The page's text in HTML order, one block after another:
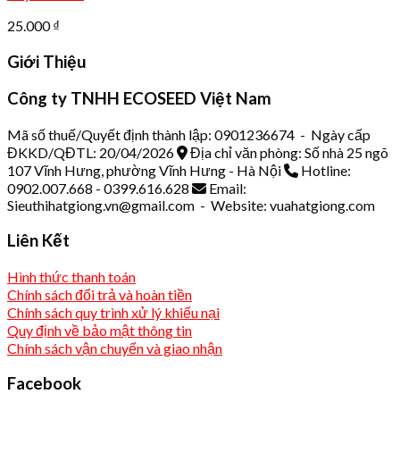
25.000₫
Giới Thiệu
Công ty TNHH ECOSEED Việt Nam
Mã số thuế/Quyết định thành lập: 0901236674 - Ngày cấp
ĐKKD/QĐTL: 20/04/2026
Địa chỉ văn phòng: Số nhà 25 ngõ
107 Vĩnh Hưng, phường Vĩnh Hưng - Hà Nội
Hotline:
0902.007.668 - 0399.616.628
Email:
Sieuthihatgiong.vn@gmail.com - Website: vuahatgiong.com
Liên Kết
Hình thức thanh toán
Chính sách đổi trả và hoàn tiền
Chính sách quy trình xử lý khiếu nại
Quy định về bảo mật thông tin
Chính sách vận chuyển và giao nhận
Facebook